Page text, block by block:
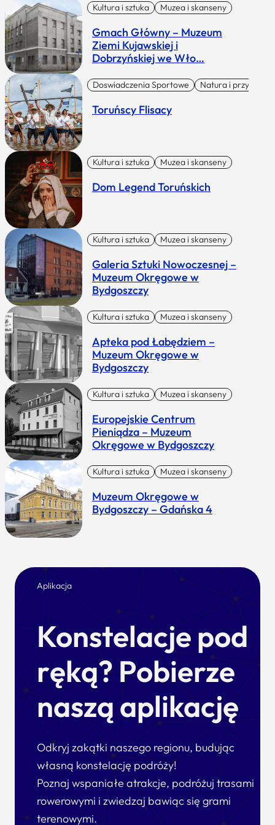
Kultura i sztuka Muzea i skanseny
Gmach Główny – Muzeum
Ziemi Kujawskiej i
Dobrzyńskiej we Wło…
Doswiadczenia Sportowe Natura i przygoda
Toruńscy Flisacy
Kultura i sztuka Muzea i skanseny
Dom Legend Toruńskich
Kultura i sztuka Muzea i skanseny
Galeria Sztuki Nowoczesnej –
Muzeum Okręgowe w
Bydgoszczy
Kultura i sztuka Muzea i skanseny
Apteka pod Łabędziem –
Muzeum Okręgowe w
Bydgoszczy
Kultura i sztuka Muzea i skanseny
Europejskie Centrum
Pieniądza – Muzeum
Okręgowe w Bydgoszczy
Kultura i sztuka Muzea i skanseny
Muzeum Okręgowe w
Bydgoszczy – Gdańska 4
Aplikacja
Konstelacje pod
ręką? Pobierze
naszą aplikację
Odkryj zakątki naszego regionu, budując
własną konstelację podróży!
Poznaj wspaniałe atrakcje, podróżuj trasami
rowerowymi i zwiedzaj bawiąc się grami
terenowymi.